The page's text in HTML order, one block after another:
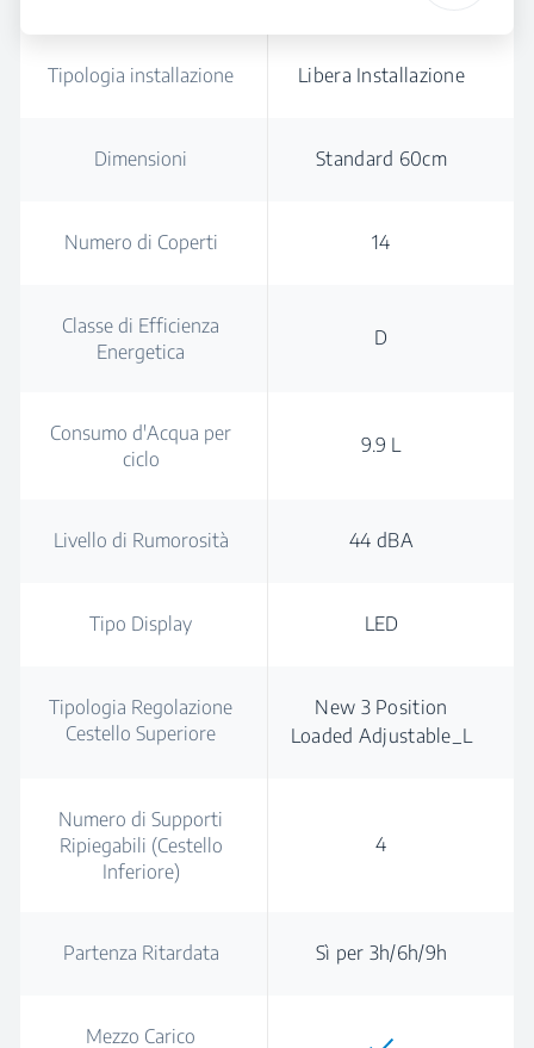
Tipologia installazione Libera Installazione
Dimensioni Standard 60cm
Numero di Coperti 14
Classe di Efficienza
Energetica
D
Consumo d'Acqua per
ciclo
9.9 L
Livello di Rumorosità 44 dBA
Tipo Display LED
Tipologia Regolazione
Cestello Superiore
New 3 Position
Loaded Adjustable_L
Numero di Supporti
Ripiegabili (Cestello
Inferiore)
4
Partenza Ritardata Sì per 3h/6h/9h
Mezzo Carico